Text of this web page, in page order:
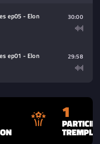
video)
ep05 - Elon 30:00
ep01 - Elon 29:58
1